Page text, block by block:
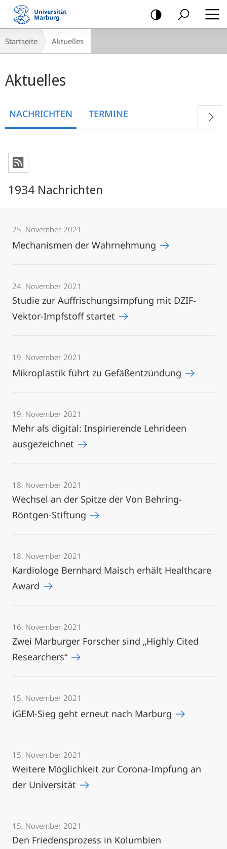
Mobile-
Navigation
Breadcrumb-
Navigation
Startseite Aktuelles
Aktuelles
NACHRICHTEN TERMINE
1934 Nachrichten
25. November 2021
Mechanismen der Wahrnehmung
24. November 2021
Studie zur Auffrischungsimpfung mit DZIF-
Vektor-Impfstoff startet
19. November 2021
Mikroplastik führt zu Gefäßentzündung
19. November 2021
Mehr als digital: Inspirierende Lehrideen
ausgezeichnet
18. November 2021
Wechsel an der Spitze der Von Behring-
Röntgen-Stiftung
18. November 2021
Kardiologe Bernhard Maisch erhält Healthcare
Award
16. November 2021
Zwei Marburger Forscher sind „Highly Cited
Researchers“
15. November 2021
iGEM-Sieg geht erneut nach Marburg
15. November 2021
Weitere Möglichkeit zur Corona-Impfung an
der Universität
15. November 2021
Den Friedensprozess in Kolumbien